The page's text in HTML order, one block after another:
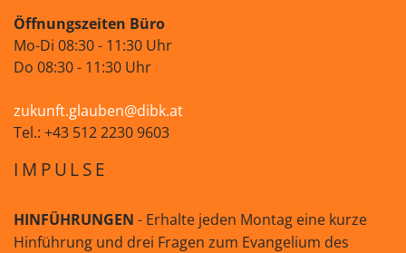
Öffnungszeiten Büro
Mo-Di 08:30 - 11:30 Uhr
Do 08:30 - 11:30 Uhr
zukunft.glauben@dibk.at
Tel.: +43 512 2230 9603
IMPULSE
HINFÜHRUNGEN - Erhalte jeden Montag eine kurze
Hinführung und drei Fragen zum Evangelium des